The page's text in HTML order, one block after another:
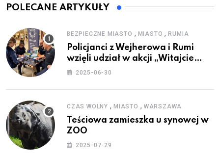
POLECANE ARTYKUŁY
BEZPIECZNE MIASTO , MIASTO ,RUMIA
Policjanci z Wejherowa i Rumi
wzięli udział w akcji „Witajcie
Wakacje”
2025-06-30
CZAS WOLNY , MIASTO , WARSZAWA
Teściowa zamieszka u synowej w
ZOO
2025-07-29